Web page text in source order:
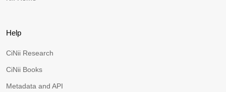
Help
CiNii Research
CiNii Books
Metadata and API